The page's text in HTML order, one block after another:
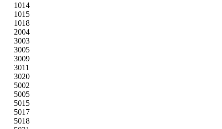
1014
1015
1018
2004
3003
3005
3009
3011
3020
5002
5005
5015
5017
5018